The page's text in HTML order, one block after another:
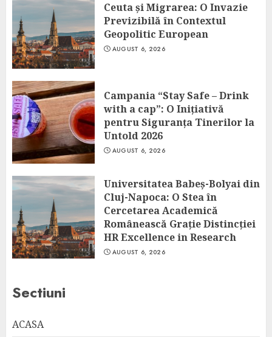
Ceuta și Migrarea: O Invazie
Previzibilă în Contextul
Geopolitic European
AUGUST 6, 2026
Campania “Stay Safe – Drink
with a cap”: O Inițiativă
pentru Siguranța Tinerilor la
Untold 2026
AUGUST 6, 2026
Universitatea Babeș-Bolyai din
Cluj-Napoca: O Stea în
Cercetarea Academică
Românească Grație Distincției
HR Excellence in Research
AUGUST 6, 2026
Sectiuni
ACASA